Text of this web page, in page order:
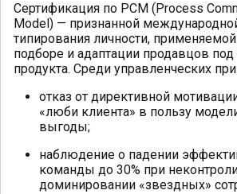
Сертификация по PCM (Process
Model) — признанной
типирования личности,
подборе и адаптации продавцов
продукта. Среди управленческих
отказ от директивной
«люби клиента» в пользу
выгоды;
наблюдение о падении
команды до 30% при
доминировании «звездных»